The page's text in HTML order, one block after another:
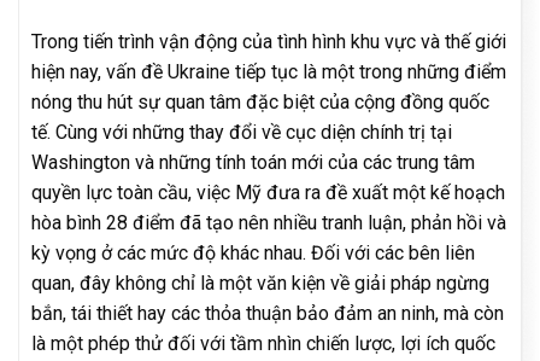
Trong tiến trình vận động của tình hình khu vực và thế giới
hiện nay, vấn đề Ukraine tiếp tục là một trong những điểm
nóng thu hút sự quan tâm đặc biệt của cộng đồng quốc
tế. Cùng với những thay đổi về cục diện chính trị tại
Washington và những tính toán mới của các trung tâm
quyền lực toàn cầu, việc Mỹ đưa ra đề xuất một kế hoạch
hòa bình 28 điểm đã tạo nên nhiều tranh luận, phản hồi và
kỳ vọng ở các mức độ khác nhau. Đối với các bên liên
quan, đây không chỉ là một văn kiện về giải pháp ngừng
bắn, tái thiết hay các thỏa thuận bảo đảm an ninh, mà còn
là một phép thử đối với tầm nhìn chiến lược, lợi ích quốc